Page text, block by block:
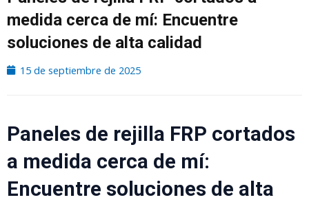
medida cerca de mí: Encuentre
soluciones de alta calidad
15 de septiembre de 2025
Paneles de rejilla FRP cortados
a medida cerca de mí:
Encuentre soluciones de alta